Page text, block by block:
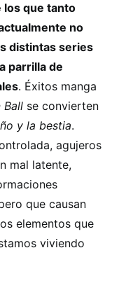
los que tanto
no
distintas series
parrilla de
. Éxitos manga
Ball se convierten
y la bestia.
agujeros
mal latente,
que causan
elementos que
viviendo